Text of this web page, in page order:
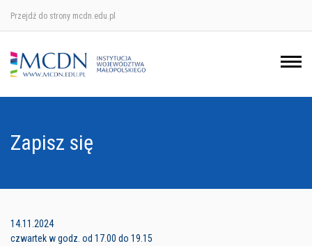
Przejdź do strony mcdn.edu.pl
Zapisz się
14.11.2024
czwartek w godz. od 17.00 do 19.15
Ośrodek w Krakowie
Ośrodek w Nowym Sączu
Ośrodek w Tarnowie